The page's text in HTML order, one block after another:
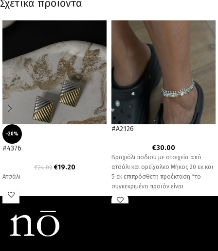
Σχετικά προϊόντα
-20%
#4376
€24.00 €19.20
Ατσάλι
#A2126
€30.00
Βραχιόλι ποδιού με στοιχεία από
ατσάλι και ορείχαλκο Μήκος 20 εκ και
5 εκ επιπρόσθετη προέκταση *το
συγκεκριμένο προϊόν είναι